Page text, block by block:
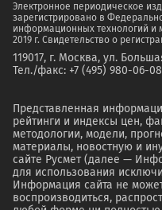
Электронное периодическое
зарегистрировано в
информационных технологий и
2019 г. Свидетельство о
119017, г. Москва, ул.
Тел./факс: +7 (495) 980-06-08
Представленная
рейтинги и индексы цен,
методологии, модели,
материалы, новостную и
сайте Русмет (далее —
для использования
Информация сайта не
воспроизводиться,